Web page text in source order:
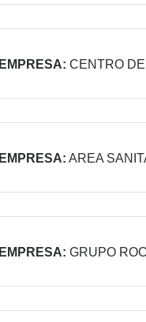
EMPRESA: CENTRO
EMPRESA: AREA
EMPRESA: GRUPO